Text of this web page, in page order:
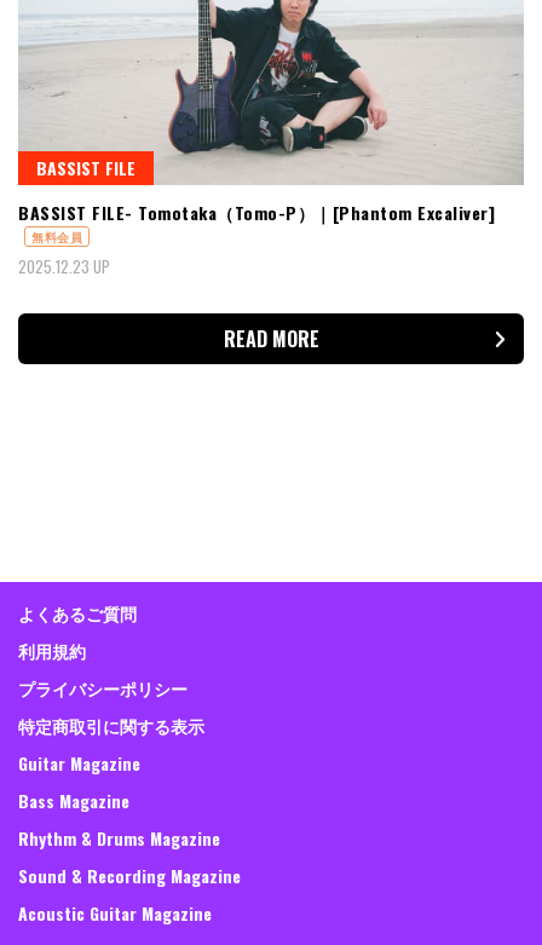
BASSIST FILE
BASSIST FILE- Tomotaka（Tomo-P）｜[Phantom Excaliver]
無料会員
2025.12.23 UP
READ MORE
よくあるご質問
利用規約
プライバシーポリシー
特定商取引に関する表示
Guitar Magazine
Bass Magazine
Rhythm & Drums Magazine
Sound & Recording Magazine
Acoustic Guitar Magazine